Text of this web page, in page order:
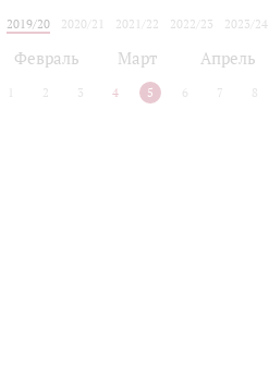
2019/20
2020/21 2021/22 2022/23
2023/24
Февраль Март Апрель
2 3 4 5 6 7 8